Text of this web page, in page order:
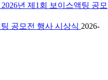
년 제1회 보이스액팅 공모
공모전 행사 시상식 2026-